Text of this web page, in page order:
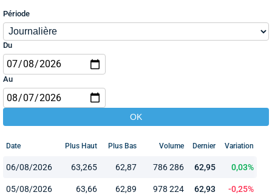
Période
Du
Au
Date Plus Haut Plus Bas Volume Dernier Variation
06/08/2026 63,265 62,87 786 286 62,95 0,03%
05/08/2026 63,66 62,89 978 224 62,93 -0,25%